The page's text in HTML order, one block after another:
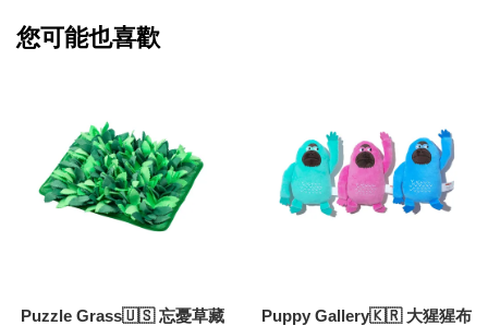
您可能也喜歡
Puzzle Grass🇺🇸 忘憂草藏
Puppy Gallery🇰🇷 大猩猩布